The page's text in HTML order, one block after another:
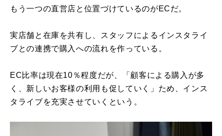
もう一つの直営店と位置づけているのがECだ。
実店舗と在庫を共有し、スタッフによるインスタライ
ブとの連携で購入への流れを作っている。
EC比率は現在10％程度だが、「顧客による購入が多
く、新しいお客様の利用も促していく」ため、インス
タライブを充実させていくという。